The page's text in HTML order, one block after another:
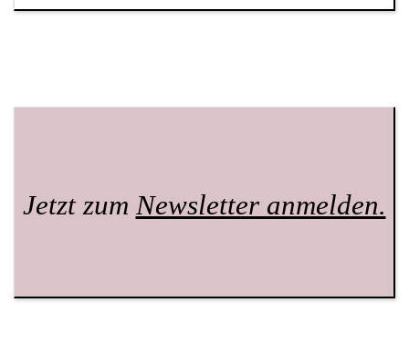
Jetzt zum Newsletter anmelden.